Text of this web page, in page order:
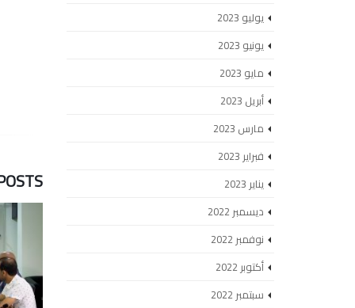
يوليو 2023
يونيو 2023
مايو 2023
أبريل 2023
مارس 2023
فبراير 2023
يناير 2023
ديسمبر 2022
نوفمبر 2022
أكتوبر 2022
سبتمبر 2022